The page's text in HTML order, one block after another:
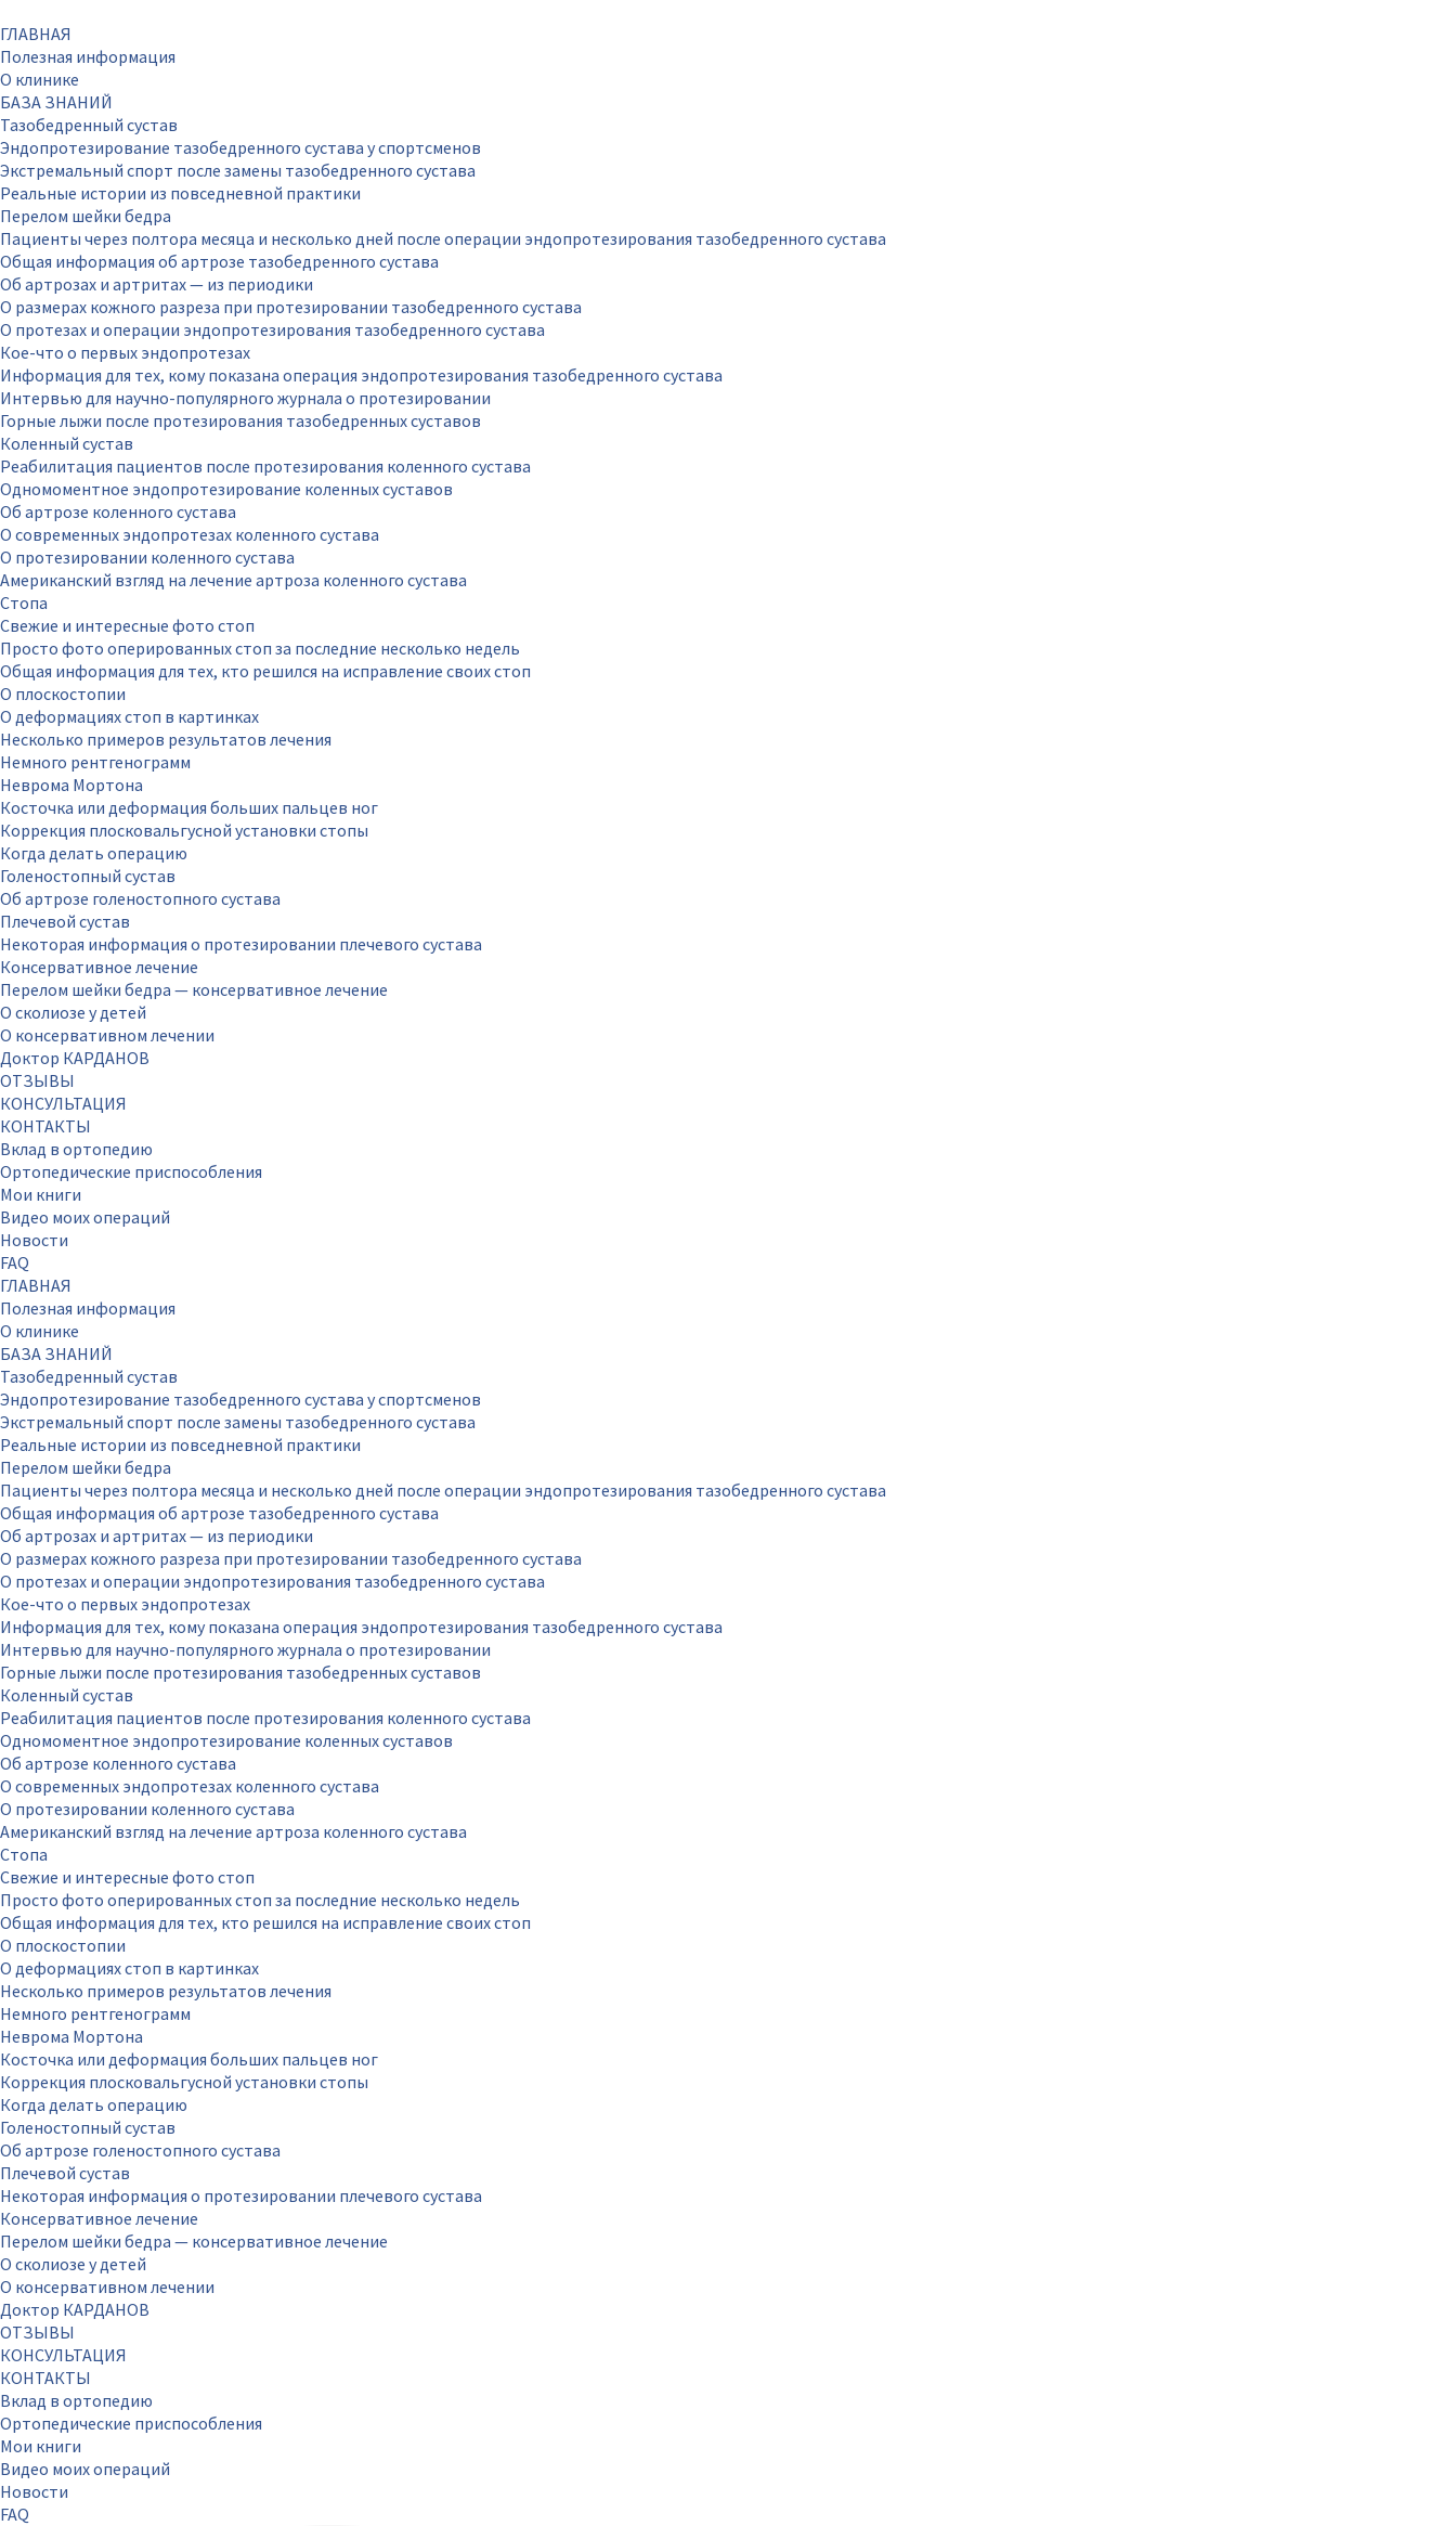
ГЛАВНАЯ
Полезная информация
О клинике
БАЗА ЗНАНИЙ
Тазобедренный сустав
Эндопротезирование тазобедренного сустава у спортсменов
Экстремальный спорт после замены тазобедренного сустава
Реальные истории из повседневной практики
Перелом шейки бедра
Пациенты через полтора месяца и несколько дней после операции эндопротезирования тазобедренного сустава
Общая информация об артрозе тазобедренного сустава
Об артрозах и артритах — из периодики
О размерах кожного разреза при протезировании тазобедренного сустава
О протезах и операции эндопротезирования тазобедренного сустава
Кое-что о первых эндопротезах
Информация для тех, кому показана операция эндопротезирования тазобедренного сустава
Интервью для научно-популярного журнала о протезировании
Горные лыжи после протезирования тазобедренных суставов
Коленный сустав
Реабилитация пациентов после протезирования коленного сустава
Одномоментное эндопротезирование коленных суставов
Об артрозе коленного сустава
О современных эндопротезах коленного сустава
О протезировании коленного сустава
Американский взгляд на лечение артроза коленного сустава
Стопа
Свежие и интересные фото стоп
Просто фото оперированных стоп за последние несколько недель
Общая информация для тех, кто решился на исправление своих стоп
О плоскостопии
О деформациях стоп в картинках
Несколько примеров результатов лечения
Немного рентгенограмм
Неврома Мортона
Косточка или деформация больших пальцев ног
Коррекция плосковальгусной установки стопы
Когда делать операцию
Голеностопный сустав
Об артрозе голеностопного сустава
Плечевой сустав
Некоторая информация о протезировании плечевого сустава
Консервативное лечение
Перелом шейки бедра — консервативное лечение
О сколиозе у детей
О консервативном лечении
Доктор КАРДАНОВ
ОТЗЫВЫ
КОНСУЛЬТАЦИЯ
КОНТАКТЫ
Вклад в ортопедию
Ортопедические приспособления
Мои книги
Видео моих операций
Новости
FAQ
ГЛАВНАЯ
Полезная информация
О клинике
БАЗА ЗНАНИЙ
Тазобедренный сустав
Эндопротезирование тазобедренного сустава у спортсменов
Экстремальный спорт после замены тазобедренного сустава
Реальные истории из повседневной практики
Перелом шейки бедра
Пациенты через полтора месяца и несколько дней после операции эндопротезирования тазобедренного сустава
Общая информация об артрозе тазобедренного сустава
Об артрозах и артритах — из периодики
О размерах кожного разреза при протезировании тазобедренного сустава
О протезах и операции эндопротезирования тазобедренного сустава
Кое-что о первых эндопротезах
Информация для тех, кому показана операция эндопротезирования тазобедренного сустава
Интервью для научно-популярного журнала о протезировании
Горные лыжи после протезирования тазобедренных суставов
Коленный сустав
Реабилитация пациентов после протезирования коленного сустава
Одномоментное эндопротезирование коленных суставов
Об артрозе коленного сустава
О современных эндопротезах коленного сустава
О протезировании коленного сустава
Американский взгляд на лечение артроза коленного сустава
Стопа
Свежие и интересные фото стоп
Просто фото оперированных стоп за последние несколько недель
Общая информация для тех, кто решился на исправление своих стоп
О плоскостопии
О деформациях стоп в картинках
Несколько примеров результатов лечения
Немного рентгенограмм
Неврома Мортона
Косточка или деформация больших пальцев ног
Коррекция плосковальгусной установки стопы
Когда делать операцию
Голеностопный сустав
Об артрозе голеностопного сустава
Плечевой сустав
Некоторая информация о протезировании плечевого сустава
Консервативное лечение
Перелом шейки бедра — консервативное лечение
О сколиозе у детей
О консервативном лечении
Доктор КАРДАНОВ
ОТЗЫВЫ
КОНСУЛЬТАЦИЯ
КОНТАКТЫ
Вклад в ортопедию
Ортопедические приспособления
Мои книги
Видео моих операций
Новости
FAQ